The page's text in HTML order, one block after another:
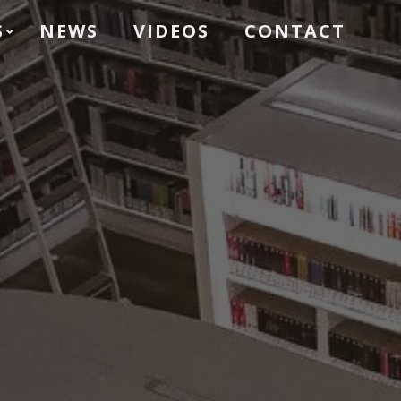
NEWS VIDEOS CONTACT